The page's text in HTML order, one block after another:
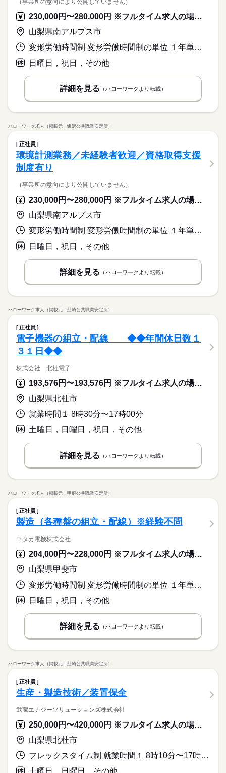
（事業所の意向により公開していません）
230,000円〜280,000円 ※フルタイム求人の場合は月額（換算額）、パート求人の場合は時間額を表示しています。
山梨県南アルプス市
変形労働時間制 変形労働時間制の単位 １年単位 就業時間１ 8時30分〜17時30分
日曜日，祝日，その他
詳細を見る （ハローワークより転載）
ハローワーク求人（掲載元：鰍沢公共職業安定所）
正社員
環境計測業務／未経験者歓迎／資格取得支援
制度有り
（事業所の意向により公開していません）
230,000円〜280,000円 ※フルタイム求人の場合は月額（換算額）、パート求人の場合は時間額を表示しています。
山梨県南アルプス市
変形労働時間制 変形労働時間制の単位 １年単位 就業時間１ 8時30分〜17時30分
日曜日，祝日，その他
詳細を見る （ハローワークより転載）
ハローワーク求人（掲載元：韮崎公共職業安定所）
正社員
電子機器の組立・配線 ◆◆年間休日数１
３１日◆◆
株式会社 北杜電子
193,576円〜193,576円 ※フルタイム求人の場合は月額（換算額）、パート求人の場合は時間額を表示しています。
山梨県北杜市
就業時間１ 8時30分〜17時00分
土曜日，日曜日，祝日，その他
詳細を見る （ハローワークより転載）
ハローワーク求人（掲載元：甲府公共職業安定所）
正社員
製造（各種盤の組立・配線）※経験不問
ユタカ電機株式会社
204,000円〜228,000円 ※フルタイム求人の場合は月額（換算額）、パート求人の場合は時間額を表示しています。
山梨県甲斐市
変形労働時間制 変形労働時間制の単位 １年単位 就業時間１ 8時30分〜17時30分
日曜日，祝日，その他
詳細を見る （ハローワークより転載）
ハローワーク求人（掲載元：韮崎公共職業安定所）
正社員
生産・製造技術／装置保全
武蔵エナジーソリューションズ株式会社
250,000円〜420,000円 ※フルタイム求人の場合は月額（換算額）、パート求人の場合は時間額を表示しています。
山梨県北杜市
フレックスタイム制 就業時間１ 8時10分〜17時00分 又は 0時00分〜23時59分の時間の間の3時間以上 就業時間に関する特記事項 （１）コアタイム（１０：２０～１５：００） ※１日最低３時間
土曜日，日曜日，その他